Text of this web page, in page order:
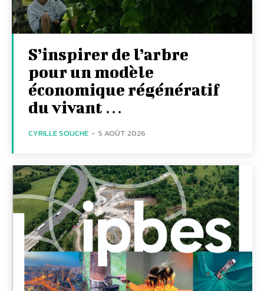
S’inspirer de l’arbre
pour un modèle
économique régénératif
du vivant …
CYRILLE SOUCHE - 5 AOÛT 2026